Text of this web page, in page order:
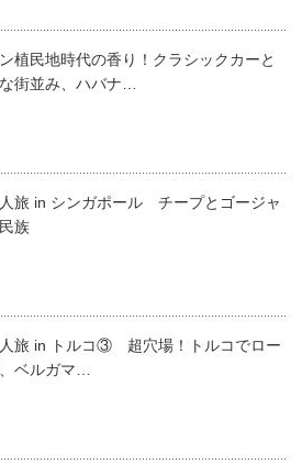
植民地時代の香り！クラシックカーと
街並み、ハバナ…
旅 in シンガポール チープとゴージャ
族
旅 in トルコ③ 超穴場！トルコでロー
ベルガマ…